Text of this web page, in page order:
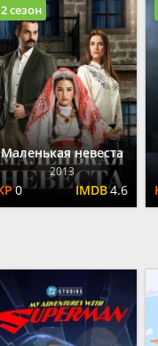
Маленькая невеста
2013
0 4.6
2 сезон